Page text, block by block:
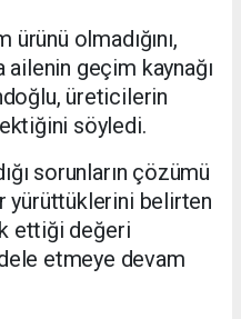
ürünü olmadığını,
ailenin geçim kaynağı
üreticilerin
söyledi.
sorunların çözümü
yürüttüklerini belirten
ettiği değeri
etmeye devam